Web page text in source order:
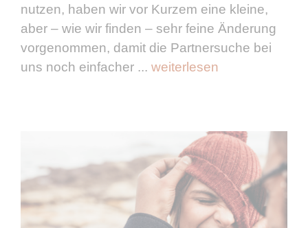
nutzen, haben wir vor Kurzem eine kleine,
aber – wie wir finden – sehr feine Änderung
vorgenommen, damit die Partnersuche bei
uns noch einfacher ... weiterlesen